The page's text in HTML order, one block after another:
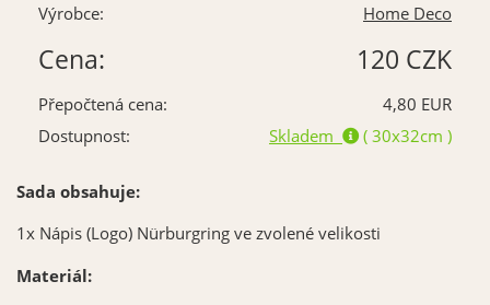
Výrobce:
Home Deco
Cena: 120 CZK
Přepočtená cena:
4,80 EUR
Dostupnost:
Skladem ( 30x32cm )
Sada obsahuje:
1x Nápis (Logo) Nürburgring ve zvolené velikosti
Materiál: